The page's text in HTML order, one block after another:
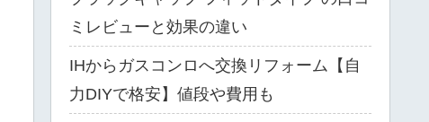
ミレビューと効果の違い
IHからガスコンロへ交換リフォーム【自
力DIYで格安】値段や費用も